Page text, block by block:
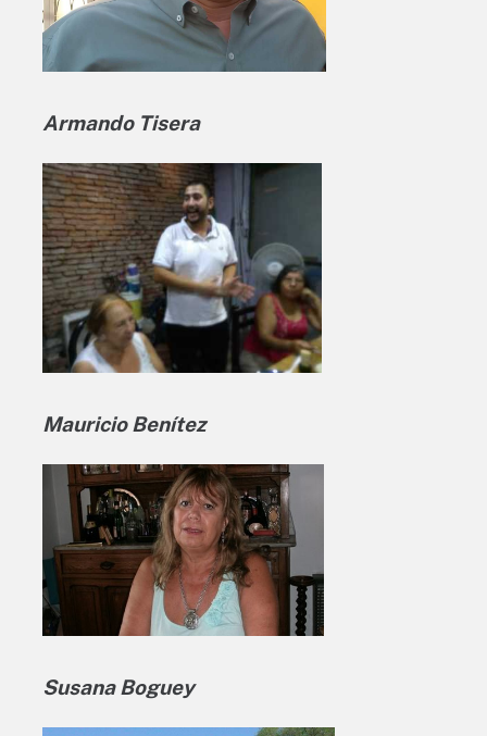
Armando Tisera
Mauricio Benítez
Susana Boguey